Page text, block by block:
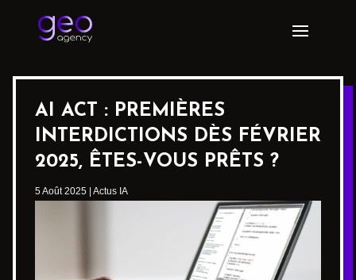
AI ACT : PREMIÈRES
INTERDICTIONS DÈS FÉVRIER
2025, ÊTES-VOUS PRÊTS ?
5 Août 2025 Actus IA